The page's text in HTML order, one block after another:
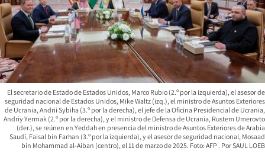
El secretario de Estado de Estados Unidos, Marco Rubio (2.º por la izquierda), el asesor de
seguridad nacional de Estados Unidos, Mike Waltz (izq.), el ministro de Asuntos Exteriores
de Ucrania, Andrii Sybiha (3.º por la derecha), el jefe de la Oficina Presidencial de Ucrania,
Andriy Yermak (2.º por la derecha), y el ministro de Defensa de Ucrania, Rustem Umerovto
(der.), se reúnen en Yeddah en presencia del ministro de Asuntos Exteriores de Arabia
Saudí, Faisal bin Farhan (3.º por la izquierda), y el asesor de seguridad nacional, Mosaad
bin Mohammad al-Aiban (centro), el 11 de marzo de 2025. Foto: AFP
SAUL LOEB